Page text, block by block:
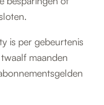
is per gebeurtenis
maanden